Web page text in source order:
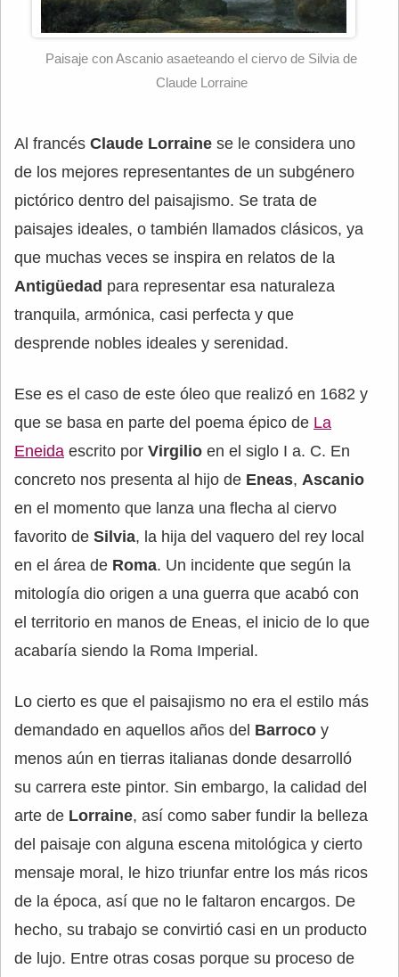
Paisaje con Ascanio asaeteando el ciervo de Silvia de
Claude Lorraine
Al francés Claude Lorraine se le considera uno
de los mejores representantes de un subgénero
pictórico dentro del paisajismo. Se trata de
paisajes ideales, o también llamados clásicos, ya
que muchas veces se inspira en relatos de la
Antigüedad para representar esa naturaleza
tranquila, armónica, casi perfecta y que
desprende nobles ideales y serenidad.
Ese es el caso de este óleo que realizó en 1682 y
que se basa en parte del poema épico de La
Eneida escrito por Virgilio en el siglo I a. C. En
concreto nos presenta al hijo de Eneas, Ascanio
en el momento que lanza una flecha al ciervo
favorito de Silvia, la hija del vaquero del rey local
en el área de Roma. Un incidente que según la
mitología dio origen a una guerra que acabó con
el territorio en manos de Eneas, el inicio de lo que
acabaría siendo la Roma Imperial.
Lo cierto es que el paisajismo no era el estilo más
demandado en aquellos años del Barroco y
menos aún en tierras italianas donde desarrolló
su carrera este pintor. Sin embargo, la calidad del
arte de Lorraine, así como saber fundir la belleza
del paisaje con alguna escena mitológica y cierto
mensaje moral, le hizo triunfar entre los más ricos
de la época, así que no le faltaron encargos. De
hecho, su trabajo se convirtió casi en un producto
de lujo. Entre otras cosas porque su proceso de